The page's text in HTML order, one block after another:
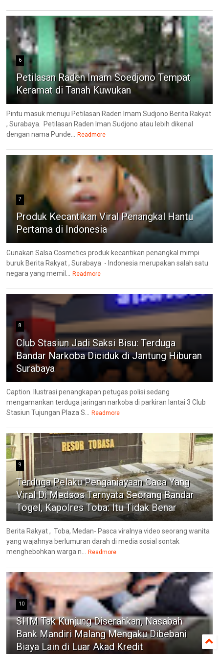
6
Petilasan Raden Imam Soedjono Tempat
Keramat di Tanah Kuwukan
Pintu masuk menuju Petilasan Raden Imam Sudjono Berita Rakyat
, Surabaya. Petilasan Raden Iman Sudjono atau lebih dikenal
dengan nama Punde...
Readmore
7
Produk Kecantikan Viral Penangkal Hantu
Pertama di Indonesia
Gunakan Salsa Cosmetics produk kecantikan penangkal mimpi
buruk Berita Rakyat , Surabaya - Indonesia merupakan salah satu
negara yang memil...
Readmore
8
Club Stasiun Jadi Saksi Bisu: Terduga
Bandar Narkoba Diciduk di Jantung Hiburan
Surabaya
Caption. Ilustrasi penangkapan petugas polisi sedang
mengamankan terduga jaringan narkoba di parkiran lantai 3 Club
Stasiun Tujungan Plaza S...
Readmore
9
Terduga Pelaku Penganiayaan Caca Yang
Viral Di Medsos Ternyata Seorang Bandar
Togel, Kapolres Toba: Itu Tidak Benar
Berita Rakyat , Toba, Medan- Pasca viralnya video seorang wanita
yang wajahnya berlumuran darah di media sosial sontak
menghebohkan warga n...
Readmore
10
SHM Tak Kunjung Diserahkan, Nasabah
Bank Mandiri Malang Mengaku Dibebani
Biaya Lain di Luar Akad Kredit